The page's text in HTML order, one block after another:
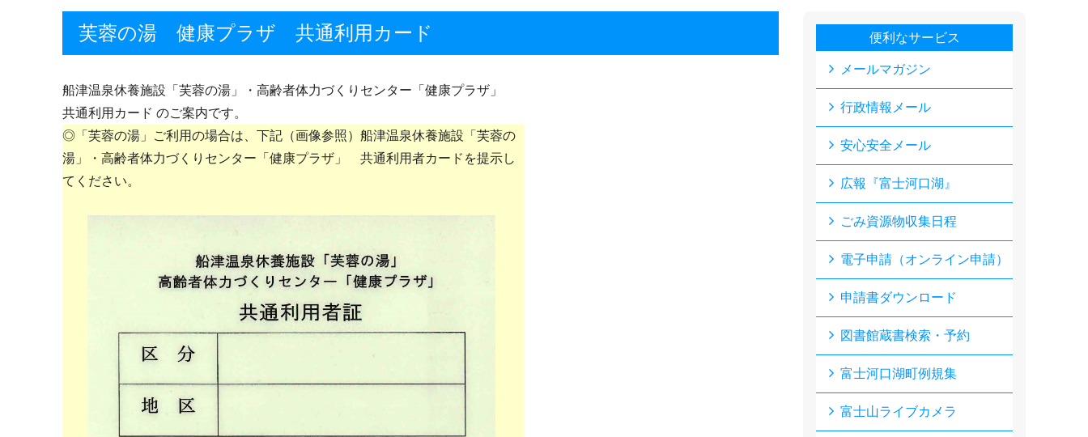
芙蓉の湯 健康プラザ 共通利用カード
船津温泉休養施設「芙蓉の湯」・高齢者体力づくりセンター「健康プラザ」
共通利用カード のご案内です。
◎「芙蓉の湯」ご利用の場合は、下記（画像参照）船津温泉休養施設「芙蓉の
湯」・高齢者体力づくりセンター「健康プラザ」 共通利用者カードを提示し
てください。
便利なサービス
メールマガジン
行政情報メール
安心安全メール
広報『富士河口湖』
ごみ資源物収集日程
電子申請（オンライン申請）
申請書ダウンロード
図書館蔵書検索・予約
富士河口湖町例規集
富士山ライブカメラ